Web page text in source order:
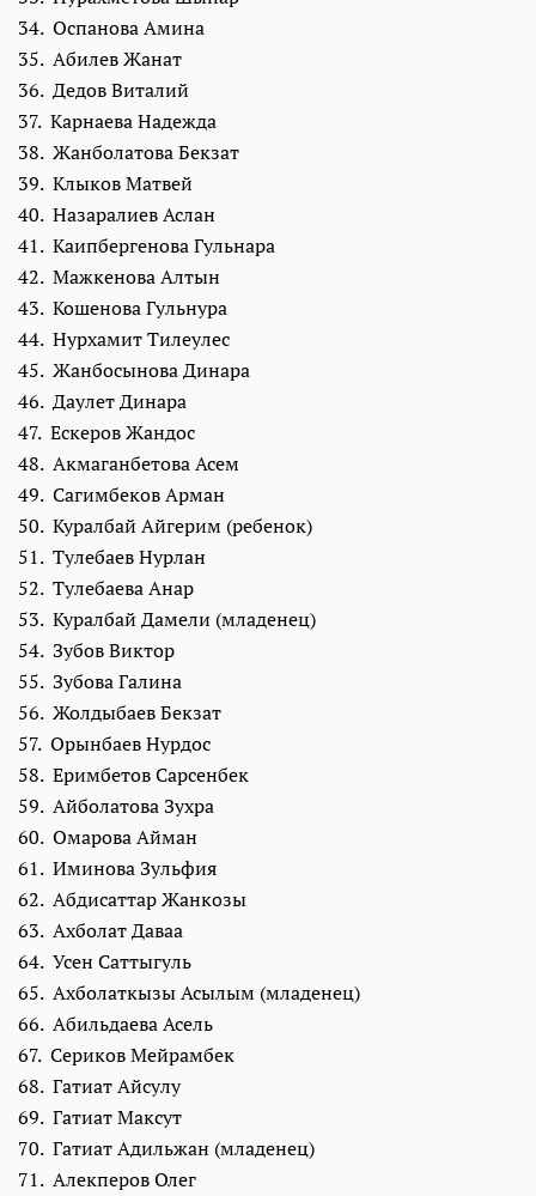
34. Оспанова Амина
35. Абилев Жанат
36. Дедов Виталий
37. Карнаева Надежда
38. Жанболатова Бекзат
39. Клыков Матвей
40. Назаралиев Аслан
41. Каипбергенова Гульнара
42. Мажкенова Алтын
43. Кошенова Гульнура
44. Нурхамит Тилеулес
45. Жанбосынова Динара
46. Даулет Динара
47. Ескеров Жандос
48. Акмаганбетова Асем
49. Сагимбеков Арман
50. Куралбай Айгерим (ребенок)
51. Тулебаев Нурлан
52. Тулебаева Анар
53. Куралбай Дамели (младенец)
54. Зубов Виктор
55. Зубова Галина
56. Жолдыбаев Бекзат
57. Орынбаев Нурдос
58. Еримбетов Сарсенбек
59. Айболатова Зухра
60. Омарова Айман
61. Иминова Зульфия
62. Абдисаттар Жанкозы
63. Ахболат Даваа
64. Усен Саттыгуль
65. Ахболаткызы Асылым (младенец)
66. Абильдаева Асель
67. Сериков Мейрамбек
68. Гатиат Айсулу
69. Гатиат Максут
70. Гатиат Адильжан (младенец)
71. Алекперов Олег